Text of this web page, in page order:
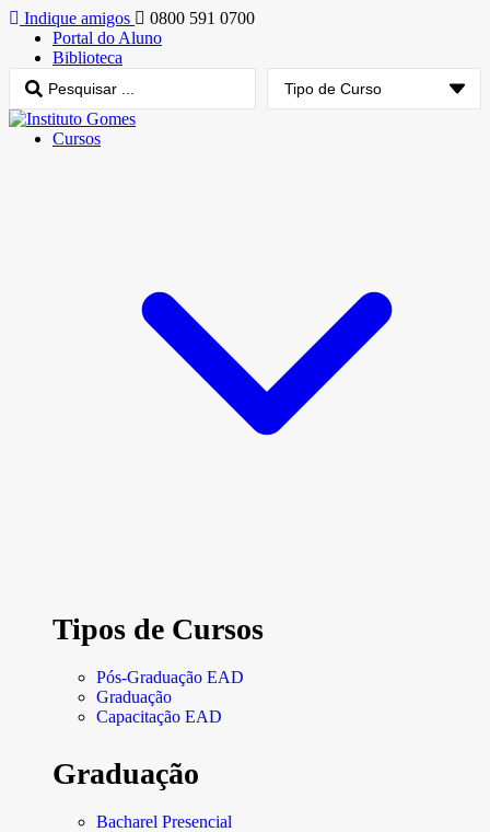
Indique amigos
0800 591 0700
Portal do Aluno
Biblioteca
Cursos
Tipos de Cursos
Pós-Graduação EAD
Graduação
Capacitação EAD
Graduação
Bacharel Presencial